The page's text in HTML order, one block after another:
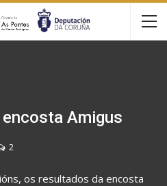
Amigus
2
os resultados da encosta